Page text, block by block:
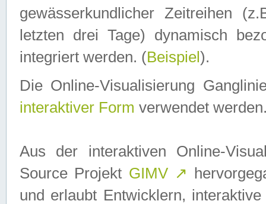
gewässerkundlicher Zeitreihen
letzten drei Tage) dynamisch
integriert werden. (Beispiel ).
Die Online-Visualisierung
interaktiver Form verwendet
Aus der interaktiven Online-
Source Projekt GIMV ↗
und erlaubt Entwicklern,